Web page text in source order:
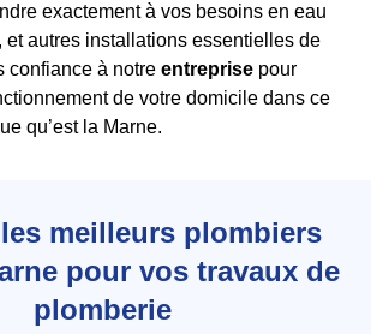
exactement à vos besoins en eau
et autres installations essentielles de
confiance à notre entreprise pour
de votre domicile dans ce
qu’est la Marne.
meilleurs plombiers
pour vos travaux de
plomberie